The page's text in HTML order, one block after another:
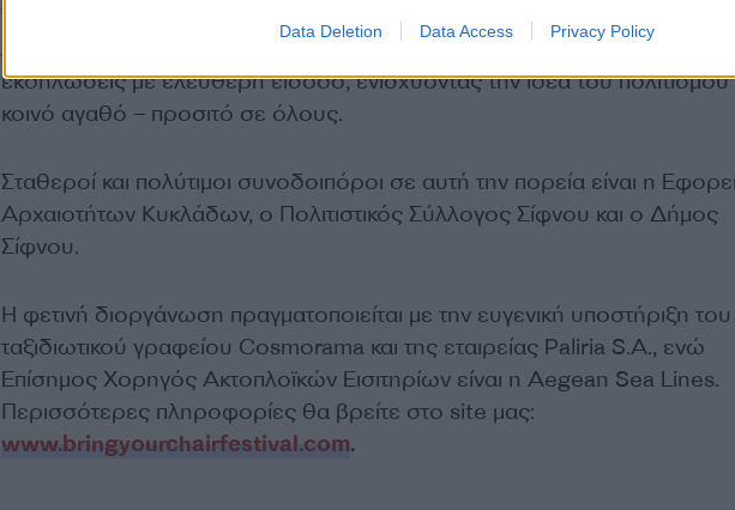
Data Deletion Data Access Privacy Policy
Το Bring Your Chair – Cozy Festival
θα πραγματοποιηθεί από 3 έως 27
Αυγούστου 2025
. Πιστό στο όραμά του, το φεστιβάλ πραγματοποιεί έξι
εκδηλώσεις με ελεύθερη είσοδο, ενισχύοντας την ιδέα του
κοινό αγαθό – προσιτό σε όλους.
Σταθεροί και πολύτιμοι συνοδοιπόροι σε αυτή την πορεία είναι η
Αρχαιοτήτων Κυκλάδων, ο Πολιτιστικός Σύλλογος Σίφνου και ο Δήμος
Σίφνου.
Η φετινή διοργάνωση πραγματοποιείται με την ευγενική υποστήριξη του
ταξιδιωτικού γραφείου Cosmorama και της εταιρείας Paliria S.A., ενώ
Επίσημος Χορηγός Ακτοπλοϊκών Εισιτηρίων είναι η Aegean Sea Lines.
Περισσότερες πληροφορίες θα βρείτε στο site μας:
www.bringyourchairfestival.com.